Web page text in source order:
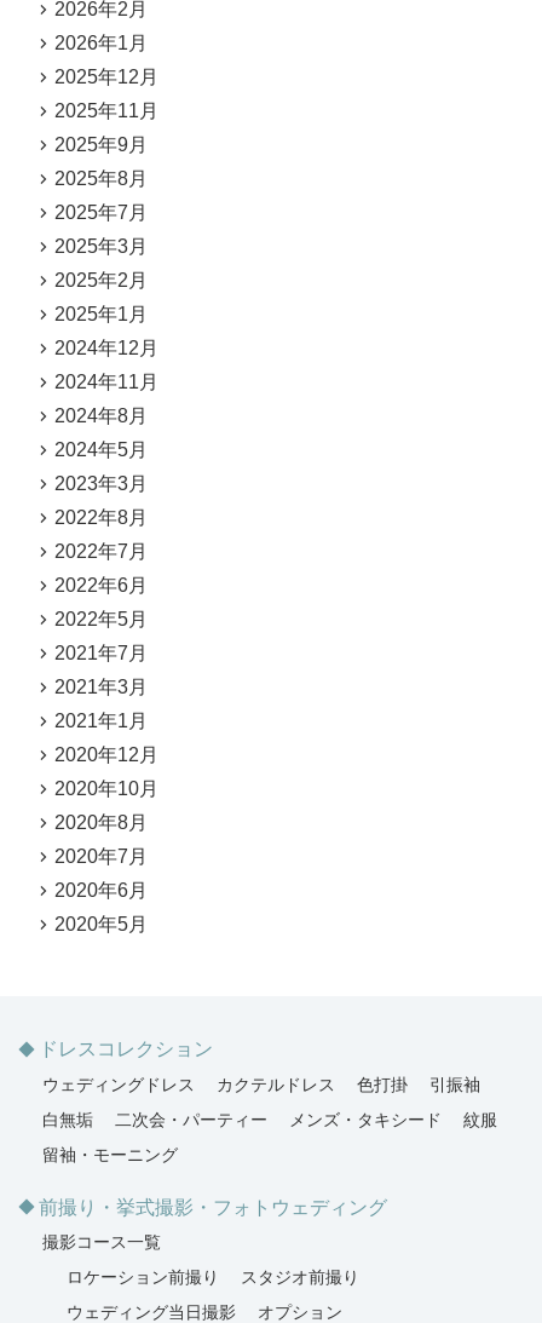
2026年2月
2026年1月
2025年12月
2025年11月
2025年9月
2025年8月
2025年7月
2025年3月
2025年2月
2025年1月
2024年12月
2024年11月
2024年8月
2024年5月
2023年3月
2022年8月
2022年7月
2022年6月
2022年5月
2021年7月
2021年3月
2021年1月
2020年12月
2020年10月
2020年8月
2020年7月
2020年6月
2020年5月
ドレスコレクション
ウェディングドレス カクテルドレス 色打掛
引振袖
白無垢
二次会・パーティー メンズ・タキシード
紋服
留袖・モーニング
前撮り・挙式撮影・フォトウェディング
撮影コース一覧
ロケーション前撮り
スタジオ前撮り
ウェディング当日撮影
オプション